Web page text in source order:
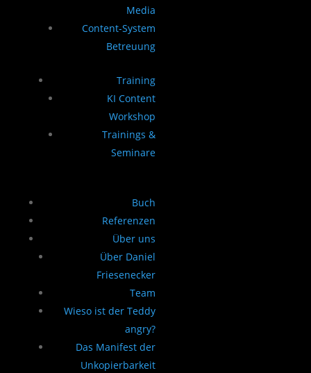
Media
Content-System
Betreuung
Training
KI Content
Workshop
Trainings &
Seminare
Buch
Referenzen
Über uns
Über Daniel
Friesenecker
Team
Wieso ist der Teddy
angry?
Das Manifest der
Unkopierbarkeit